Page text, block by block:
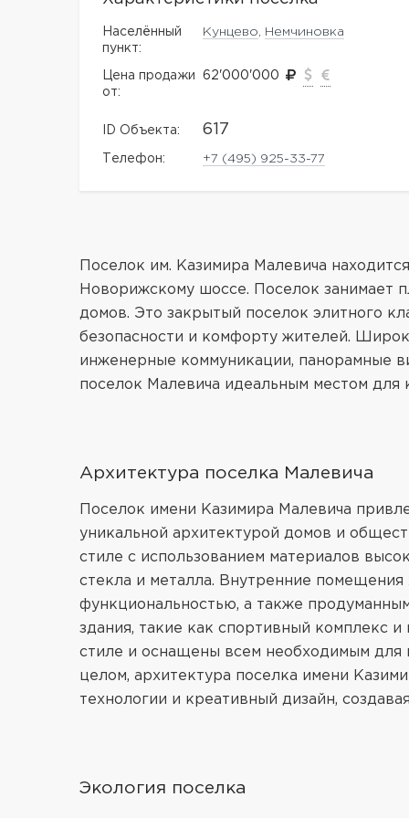
Населённый
пункт:
Кунцево Немчиновка
Цена продажи
от:
62'000'000
ID Объекта: 617
Телефон: +7 (495) 925-33-77
Поселок им. Казимира Малевича
Новорижскому шоссе. Поселок занимает
домов. Это закрытый поселок элитного
безопасности и комфорту жителей.
инженерные коммуникации, панорамные
поселок Малевича идеальным местом
Архитектура поселка Малевича
Поселок имени Казимира Малевича
уникальной архитектурой домов и
стиле с использованием материалов
стекла и металла. Внутренние
функциональностью, а также
здания, такие как спортивный комплекс
стиле и оснащены всем необходимым для
целом, архитектура поселка имени
технологии и креативный дизайн,
Экология поселка